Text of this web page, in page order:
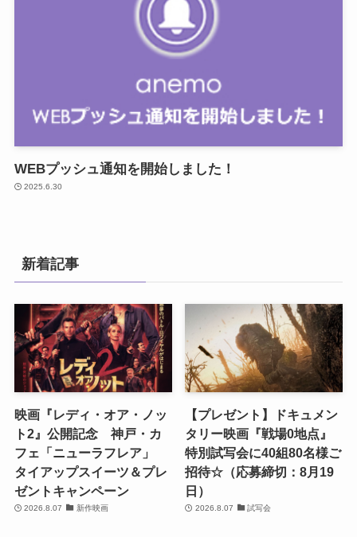
WEBプッシュ通知を開始しました！
2025.6.30
新着記事
映画『レディ・オア・ノッ
ト2』公開記念 神戸・カ
フェ「ニューラフレア」
タイアップスイーツ＆プレ
ゼントキャンペーン
2026.8.07 新作映画
【プレゼント】ドキュメン
タリー映画『戦場0地点』
特別試写会に40組80名様ご
招待☆（応募締切：8月19
日）
2026.8.07 試写会